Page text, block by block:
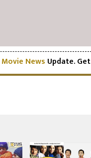
Movie News Update. Get